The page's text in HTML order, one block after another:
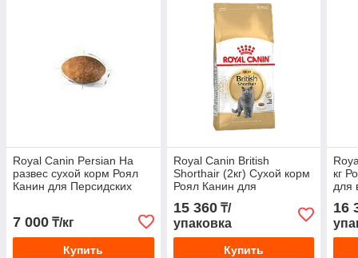
Royal Canin Persian На
развес сухой корм Роял
Канин для Персидских
7 000 ₸/кг
Купить
Royal Canin British
Shorthair (2кг) Сухой корм
Роял Канин для
британцев
15 360₸/
упаковка
Купить
кг
для
16